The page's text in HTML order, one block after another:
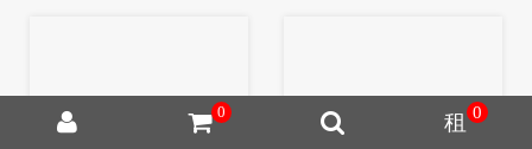
租 0
0